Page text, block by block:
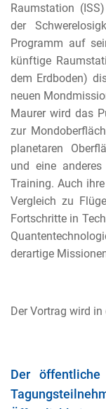
Raumstation
der
Programm auf
künftige
dem Erdboden)
neuen
Maurer wird das
zur
planetaren
und eine anderes
Training. Auch
Vergleich zu
Fortschritte in
derartige
Der Vortrag wird
Der